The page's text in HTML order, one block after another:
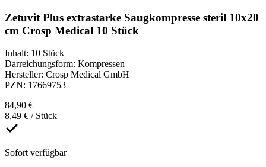
Zetuvit Plus extrastarke Saugkompresse steril 10x20
cm Crosp Medical 10 Stück
Inhalt: 10 Stück
Darreichungsform: Kompressen
Hersteller: Crosp Medical GmbH
PZN: 17669753
84,90 €
8,49 € / Stück
Sofort verfügbar